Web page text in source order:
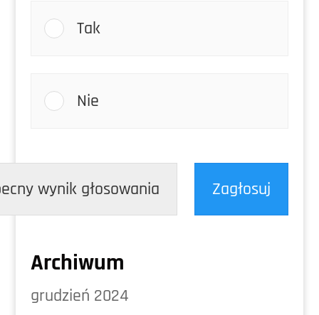
Tak
Nie
wynik głosowania Zagłosuj
Archiwum
grudzień 2024